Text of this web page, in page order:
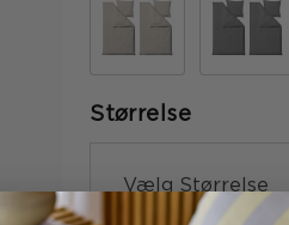
Størrelse
Vælg Størrelse